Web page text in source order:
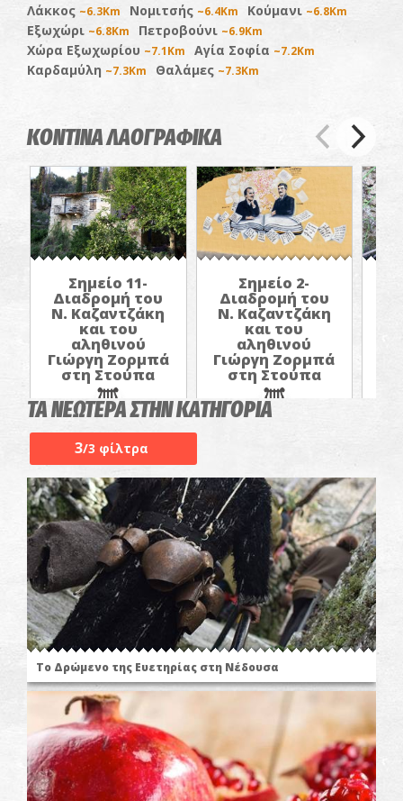
Λάκκος ~6.3Km Νομιτσής ~6.4Km Κούμανι ~6.8Km
Εξωχώρι ~6.8Km Πετροβούνι ~6.9Km
Χώρα Εξωχωρίου ~7.1Km Αγία Σοφία ~7.2Km
Καρδαμύλη ~7.3Km Θαλάμες ~7.3Km
ΚΟΝΤΙΝΑ ΛΑΟΓΡΑΦΙΚΑ
Σημείο 11-
Διαδρομή του
Ν. Καζαντζάκη
και του
αληθινού
Γιώργη Ζορμπά
στη Στούπα
Σημείο 2-
Διαδρομή του
Ν. Καζαντζάκη
και του
αληθινού
Γιώργη Ζορμπά
στη Στούπα
ΤΑ ΝΕΩΤΕΡΑ ΣΤΗΝ ΚΑΤΗΓΟΡΙΑ
3/3 φίλτρα
Το Δρώμενο της Ευετηρίας στη Νέδουσα